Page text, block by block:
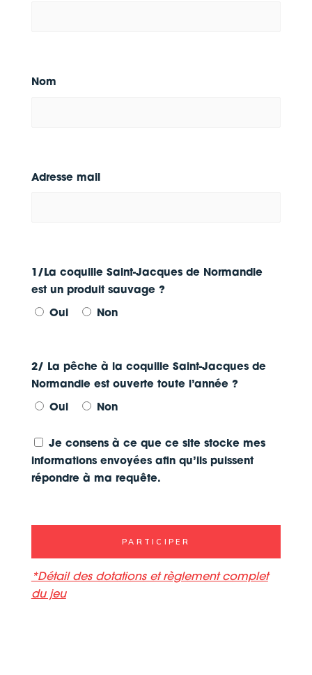
Nom
Adresse mail
1/La coquille Saint-Jacques de Normandie
est un produit sauvage ?
Oui Non
2/ La pêche à la coquille Saint-Jacques de
Normandie est ouverte toute l’année ?
Oui Non
Je consens à ce que ce site stocke mes
informations envoyées afin qu’ils puissent
répondre à ma requête.
PARTICIPER
*Détail des dotations et règlement complet
du jeu